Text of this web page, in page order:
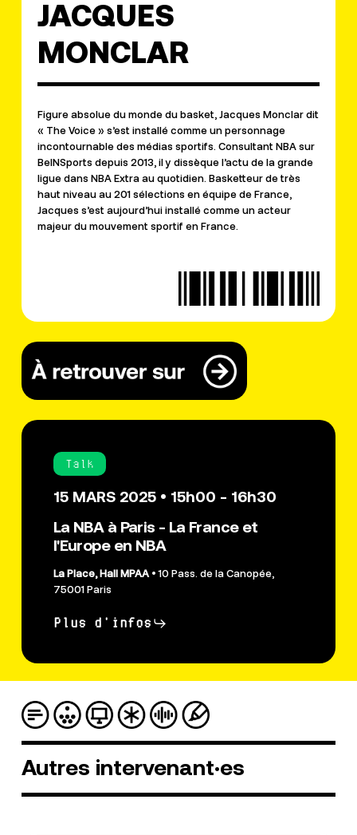
JACQUES
MONCLAR
Figure absolue du monde du basket, Jacques Monclar dit
« The Voice » s’est installé comme un personnage
incontournable des médias sportifs. Consultant NBA sur
BeINSports depuis 2013, il y dissèque l’actu de la grande
ligue dans NBA Extra au quotidien. Basketteur de très
haut niveau au 201 sélections en équipe de France,
Jacques s’est aujourd’hui installé comme un acteur
majeur du mouvement sportif en France.
Talk
15 MARS 2025 • 15h00 - 16h30
La NBA à Paris - La France et
l'Europe en NBA
La Place, Hall MPAA • 10 Pass. de la Canopée,
75001 Paris
Plus d'infos
Autres intervenant·es